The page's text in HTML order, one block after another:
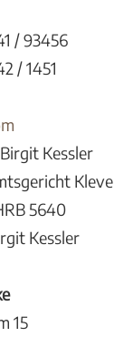
/ 93456
/ 1451
Kessler
Kleve
5640
Kessler
15